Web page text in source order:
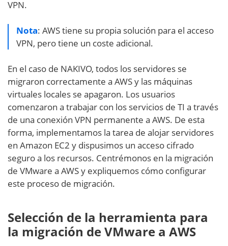
VPN.
Nota: AWS tiene su propia solución para el acceso
VPN, pero tiene un coste adicional.
En el caso de NAKIVO, todos los servidores se
migraron correctamente a AWS y las máquinas
virtuales locales se apagaron. Los usuarios
comenzaron a trabajar con los servicios de TI a través
de una conexión VPN permanente a AWS. De esta
forma, implementamos la tarea de alojar servidores
en Amazon EC2 y dispusimos un acceso cifrado
seguro a los recursos. Centrémonos en la migración
de VMware a AWS y expliquemos cómo configurar
este proceso de migración.
Selección de la herramienta para
la migración de VMware a AWS